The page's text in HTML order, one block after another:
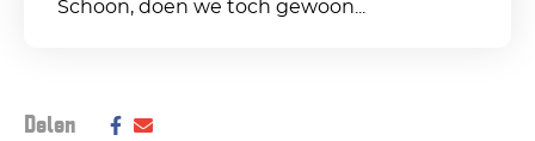
Schoon, doen we toch gewoon...
Delen DeelDelen